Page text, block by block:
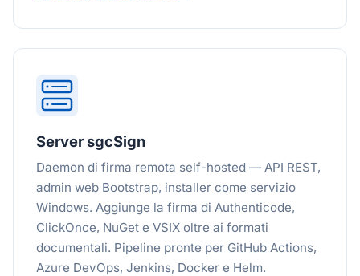
Server sgcSign
Daemon di firma remota self-hosted — API REST,
admin web Bootstrap, installer come servizio
Windows. Aggiunge la firma di Authenticode,
ClickOnce, NuGet e VSIX oltre ai formati
documentali. Pipeline pronte per GitHub Actions,
Azure DevOps, Jenkins, Docker e Helm.